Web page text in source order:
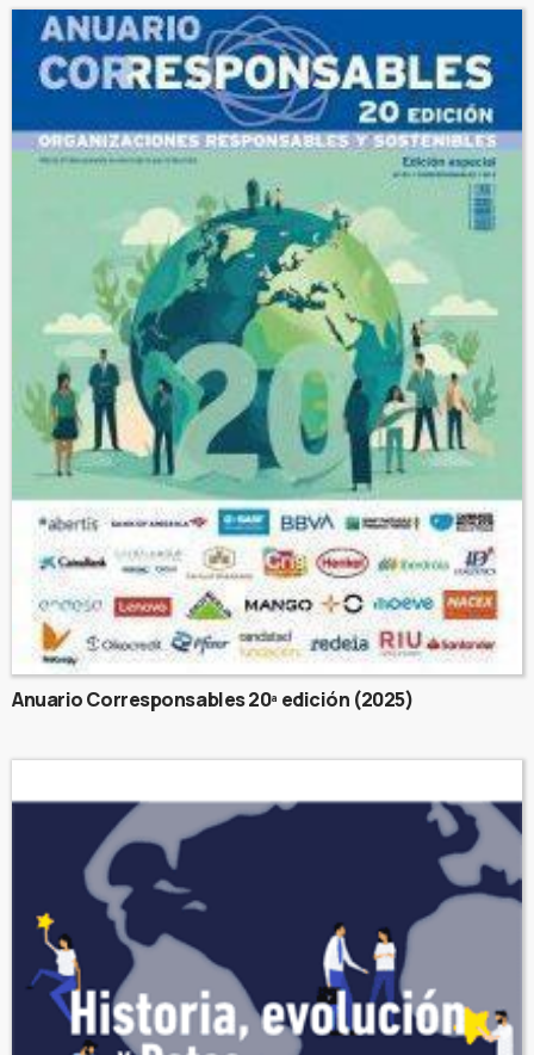
Anuario Corresponsables 20ª edición (2025)